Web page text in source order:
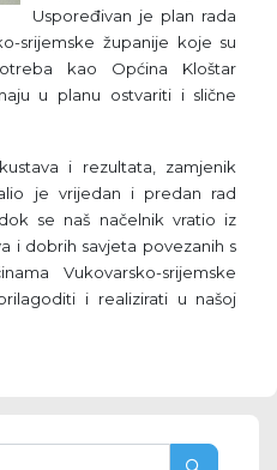
Uspoređivan je plan rada
srijemske županije koje su
kao Općina Kloštar
u planu ostvariti i slične
i rezultata, zamjenik
je vrijedan i predan rad
se naš načelnik vratio iz
i dobrih savjeta povezanih s
Vukovarsko-srijemske
i realizirati u našoj